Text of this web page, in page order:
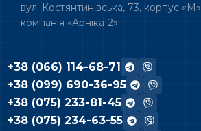
вул. Костянтинівська, 73, корпус «М»
компанія «Арніка-2»
+38 (066) 114-68-71
+38 (099) 690-36-95
+38 (075) 233-81-45
+38 (075) 234-63-55